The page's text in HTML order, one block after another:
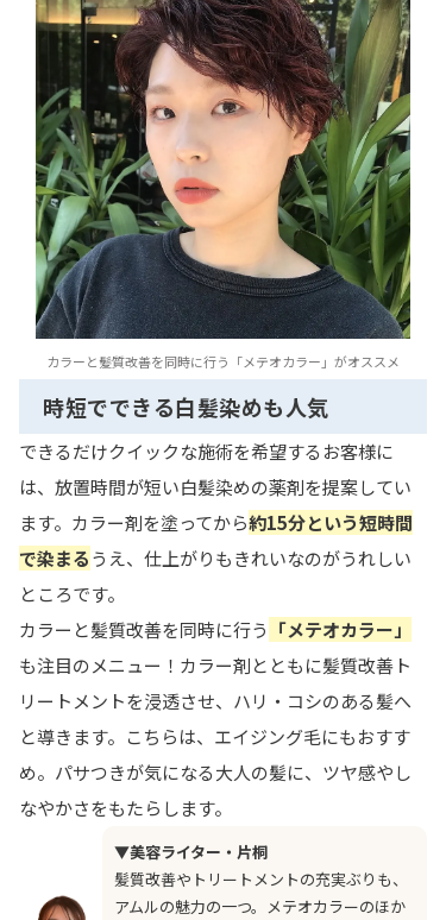
カラーと髪質改善を同時に行う「メテオカラー」がオススメ
時短でできる白髪染めも人気
できるだけクイックな施術を希望するお客様に
は、放置時間が短い白髪染めの薬剤を提案してい
ます。カラー剤を塗ってから約15分という短時間
で染まるうえ、仕上がりもきれいなのがうれしい
ところです。
カラーと髪質改善を同時に行う 「メテオカラー」
も注目のメニュー！カラー剤とともに髪質改善ト
リートメントを浸透させ、ハリ・コシのある髪へ
と導きます。こちらは、エイジング毛にもおすす
め。パサつきが気になる大人の髪に、ツヤ感やし
なやかさをもたらします。
▼美容ライター・片桐
髪質改善やトリートメントの充実ぶりも、
アムルの魅力の一つ。メテオカラーのほか